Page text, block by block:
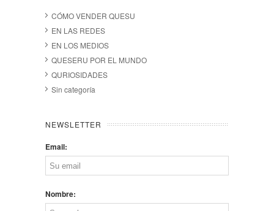
CÓMO VENDER QUESU
EN LAS REDES
EN LOS MEDIOS
QUESERU POR EL MUNDO
QURIOSIDADES
Sin categoría
NEWSLETTER
Email:
Nombre: